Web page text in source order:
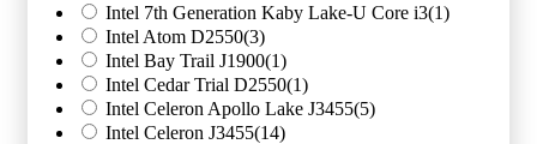
Intel 7th Generation Kaby Lake-U Core i3(1)
Intel Atom D2550(3)
Intel Bay Trail J1900(1)
Intel Cedar Trial D2550(1)
Intel Celeron Apollo Lake J3455(5)
Intel Celeron J3455(14)